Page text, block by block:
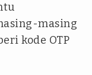
masing
kode OTP